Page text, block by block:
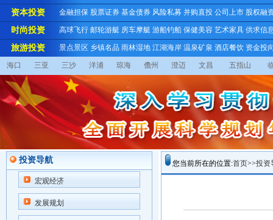
资本投资 金融担保 股票证券 基金债券 风险私募 并购直投 公司上市 股权融
时尚投资 高球飞行 邮轮游艇 房车摩艇 游船钓船 保健美容 艺术家具 供求信
旅游投资 景点景区 乡镇名品 雨林湿地 江湖海岸 温泉矿泉 酒店餐饮 资金投
海口 三亚 三沙 洋浦 琼海 儋州 澄迈 文昌 五指山
投资导航
宏观经济
发展规划
您当前所在的位置:首页>>投资